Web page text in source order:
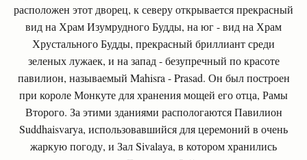
расположен этот дворец, к северу открывается прекрасный
вид на Храм Изумрудного Будды, на юг - вид на Храм
Хрустального Будды, прекрасный бриллиант среди
зеленых лужаек, и на запад - безупречный по красоте
павилион, называемый Mahisra - Prasad. Он был построен
при короле Монкуте для хранения мощей его отца, Рамы
Второго. За этими зданиями распологаются Павилион
Suddhaisvarya, использовавшийся для церемоний в очень
жаркую погоду, и Зал Sivalaya, в котором хранились